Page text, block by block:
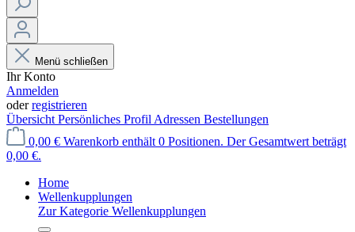
Menü schließen
Ihr Konto
Anmelden
oderregistrieren
Übersicht Persönliches Profil Adressen Bestellungen
0,00 € Warenkorb enthält 0 Positionen. Der Gesamtwert beträgt
0,00 €.
Home
Wellenkupplungen
Zur Kategorie Wellenkupplungen